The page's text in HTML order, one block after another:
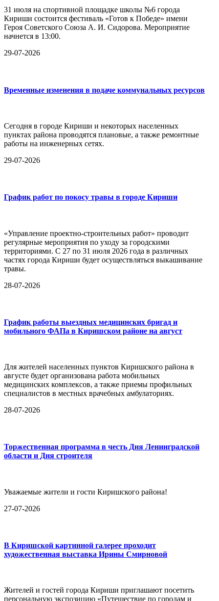
31 июля на спортивной площадке школы №6 города
Кириши состоится фестиваль «Готов к Победе» имени
Героя Советского Союза А. И. Сидорова. Мероприятие
начнется в 13:00.
29-07-2026
Временные изменения в подаче коммунальных ресурсов
Сегодня в городе Кириши и некоторых населенных
пунктах района проводятся плановые, а также ремонтные
работы на инженерных сетях.
29-07-2026
График работ по покосу травы в городе Кириши
«Управление проектно-строительных работ» проводит
регулярные мероприятия по уходу за городскими
территориями. С 27 по 31 июля 2026 года в различных
частях города Кириши будет осуществляться выкашивание
травы.
28-07-2026
График работы выездных медицинских бригад и
мобильного ФАПа в Киришском районе на август
Для жителей населенных пунктов Киришского района в
августе будет организована работа мобильных
медицинских комплексов, а также приемы профильных
специалистов в местных врачебных амбулаториях.
28-07-2026
Торжественная программа в честь Дня Ленинградской
области и Дня строителя
Уважаемые жители и гости Киришского района!
27-07-2026
В Киришской картинной галерее проходит
художественная выставка Ирины Смирновой
Жителей и гостей города Кириши приглашают посетить
персональную экспозицию «Путешествие по городам и